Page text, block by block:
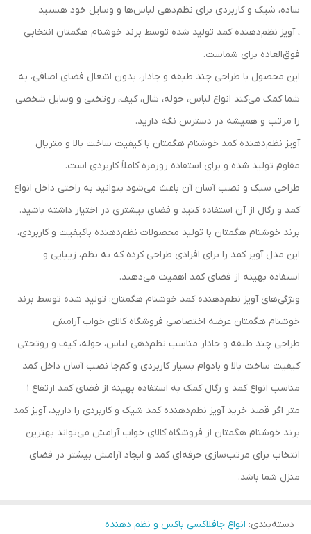
ساده، شیک و کاربردی برای نظم‌دهی لباس‌ها و وسایل خود هستید
، آویز نظم‌دهنده کمد تولید شده توسط برند خوشنام هگمتان انتخابی
فوق‌العاده برای شماست.
این محصول با طراحی چند طبقه و جادار، بدون اشغال فضای اضافی، به
شما کمک می‌کند انواع لباس، حوله، شال، کیف، روتختی و وسایل شخصی
را مرتب و همیشه در دسترس نگه دارید.
آویز نظم‌دهنده کمد خوشنام هگمتان با کیفیت ساخت بالا و متریال
مقاوم تولید شده و برای استفاده روزمره کاملاً کاربردی است.
طراحی سبک و نصب آسان آن باعث می‌شود بتوانید به راحتی داخل انواع
کمد و رگال از آن استفاده کنید و فضای بیشتری در اختیار داشته باشید.
برند خوشنام هگمتان با تولید محصولات نظم‌دهنده باکیفیت و کاربردی،
این مدل آویز کمد را برای افرادی طراحی کرده که به نظم، زیبایی و
استفاده بهینه از فضای کمد اهمیت می‌دهند.
ویژگی‌های آویز نظم‌دهنده کمد خوشنام هگمتان: تولید شده توسط برند
خوشنام هگمتان عرضه اختصاصی فروشگاه کالای خواب آرامش
طراحی چند طبقه و جادار مناسب نظم‌دهی لباس، حوله، کیف و روتختی
کیفیت ساخت بالا و بادوام بسیار کاربردی و کم‌جا نصب آسان داخل کمد
مناسب انواع کمد و رگال کمک به استفاده بهینه از فضای کمد ارتفاع ۱
متر اگر قصد خرید آویز نظم‌دهنده کمد شیک و کاربردی را دارید، آویز کمد
برند خوشنام هگمتان از فروشگاه کالای خواب آرامش می‌تواند بهترین
انتخاب برای مرتب‌سازی حرفه‌ای کمد و ایجاد آرامش بیشتر در فضای
منزل شما باشد.
دسته‌بندی: انواع جافلاکسی باکس و نظم دهنده